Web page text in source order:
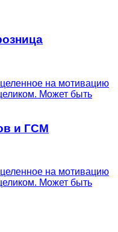
на мотивацию
Может быть
и ГСМ
на мотивацию
Может быть